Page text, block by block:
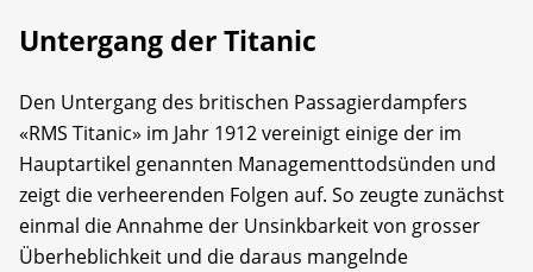
Untergang der Titanic
Den Untergang des britischen Passagierdampfers
«RMS Titanic» im Jahr 1912 vereinigt einige der im
Hauptartikel genannten Managementtodsünden und
zeigt die verheerenden Folgen auf. So zeugte zunächst
einmal die Annahme der Unsinkbarkeit von grosser
Überheblichkeit und die daraus mangelnde